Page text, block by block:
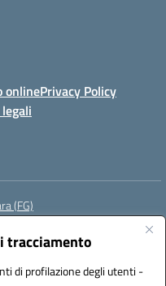
tracciamento
di profilazione degli utenti -
onlinePrivacy Policy
(FG)